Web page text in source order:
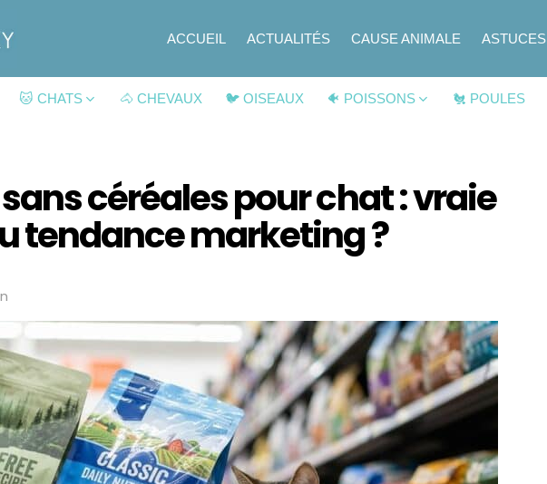
ACCUEIL ACTUALITÉS CAUSE ANIMALE ASTUCES
🐱 CHATS 🐴 CHEVAUX 🐦 OISEAUX 🐠 POISSONS 🐔 POULES
céréales pour chat : vraie
tendance marketing ?